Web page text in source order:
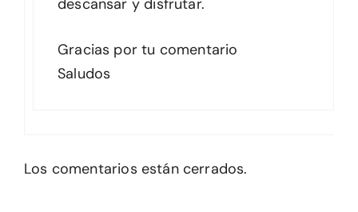
Gracias por tu comentario
Saludos
Los comentarios están cerrados.